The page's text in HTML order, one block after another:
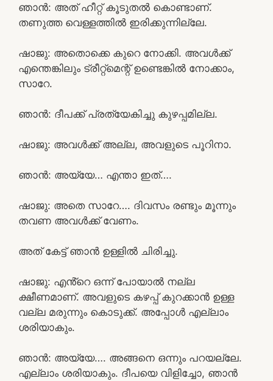
ഞാൻ: അത് ഹീറ്റ് കൂടുതൽ കൊണ്ടാണ്.
തണുത്ത വെള്ളത്തിൽ ഇരിക്കുന്നില്ലേ.
ഷാജു: അതൊക്കെ കുറെ നോക്കി. അവൾക്ക്
എന്തെങ്കിലും ട്രീറ്റ്മെന്റ് ഉണ്ടെങ്കിൽ നോക്കാം,
സാറേ.
ഞാൻ: ദീപക്ക് പ്രത്യേകിച്ചു കുഴപ്പമില്ല.
ഷാജു: അവൾക്ക് അല്ല, അവളുടെ പൂറിനാ.
ഞാൻ: അയ്യേ… എന്താ ഇത്….
ഷാജു: അതെ സാറേ…. ദിവസം രണ്ടും മൂന്നും
തവണ അവൾക്ക് വേണം.
അത് കേട്ട് ഞാൻ ഉള്ളിൽ ചിരിച്ചു.
ഷാജു: എൻ്റെ ഒന്ന് പോയാൽ നല്ല
ക്ഷീണമാണ്. അവളുടെ കഴപ്പ് കുറക്കാൻ ഉള്ള
വല്ല മരുന്നും കൊടുക്ക്. അപ്പോൾ എല്ലാം
ശരിയാകും.
ഞാൻ: അയ്യേ…. അങ്ങനെ ഒന്നും പറയല്ലേ.
എല്ലാം ശരിയാകും. ദീപയെ വിളിച്ചോ, ഞാൻ